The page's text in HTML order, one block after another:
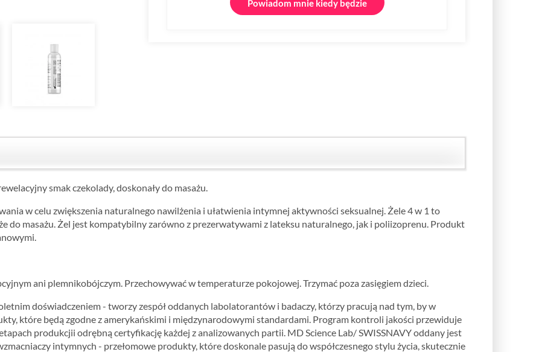
Powiadom mnie kiedy będzie
smak czekolady, doskonały do ​​masażu.
w celu zwiększenia naturalnego nawilżenia i ułatwienia intymnej aktywności seksualnej. Żele 4 w 1 to
do masażu. Żel jest kompatybilny zarówno z prezerwatywami z lateksu naturalnego, jak i poliizoprenu. Produkt
ani plemnikobójczym. Przechowywać w temperaturze pokojowej. Trzymać poza zasięgiem dzieci.
doświadczeniem - tworzy zespół oddanych labolatorantów i badaczy, którzy pracują nad tym, by w
które będą zgodne z amerykańskimi i międzynarodowymi standardami. Program kontroli jakości przewiduje
produkcjii odrębną certyfikację każdej z analizowanych partii. MD Science Lab/ SWISSNAVY oddany jest
intymnych - przełomowe produkty, które doskonale pasują do współczesnego stylu życia, skutecznie